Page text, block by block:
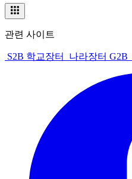
관련 사이트
S2B 학교장터 나라장터 G2B